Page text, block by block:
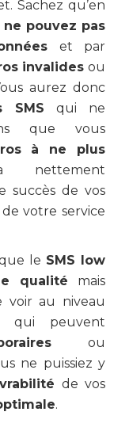
Sachez qu’en
ne pouvez pas
et par
invalides ou
aurez donc
SMS qui ne
que vous
à ne plus
nettement
succès de vos
votre service
le SMS low
qualité mais
voir au niveau
qui peuvent
ou
ne puissiez y
de vos
.